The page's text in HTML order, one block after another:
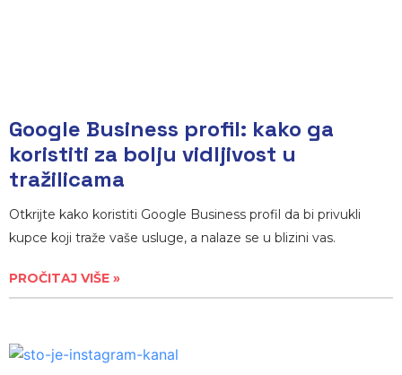
Google Business profil: kako ga
koristiti za bolju vidljivost u
tražilicama
Otkrijte kako koristiti Google Business profil da bi privukli
kupce koji traže vaše usluge, a nalaze se u blizini vas.
PROČITAJ VIŠE »